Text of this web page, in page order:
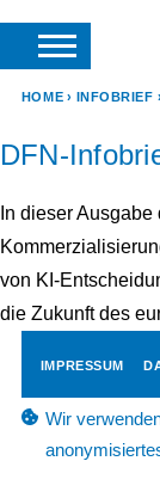
SUCHE
HOME INFOBRIEF
DFN-
In dieser
von KI-
die Zukunft des
IMPRESSUM
Wir